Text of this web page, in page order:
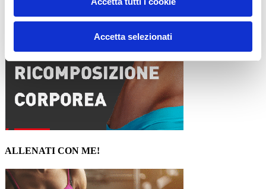
Accetta selezionati
ALLENATI CON ME!